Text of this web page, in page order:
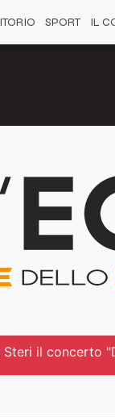
SPORT IL
Steri il